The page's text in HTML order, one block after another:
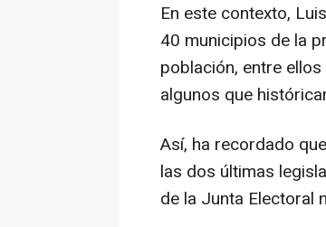
En este contexto,
40 municipios de la
población, entre
algunos que
Así, ha recordado
las dos últimas
de la Junta Electoral